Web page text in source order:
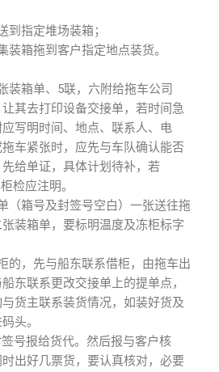
到指定堆场装箱；
装箱拖到客户指定地点装货。
装箱单、5联，六附给拖车公司
让其去打印设备交接单，若时间急
写明时间、地点、联系人、电
车紧张时，应先与车队确认能否
给单证，具体计划待补，若
检应注明。
（箱号及封签号空白）一张送往拖
装箱单，要标明温度及冻柜标字
的，先与船东联系借柜，由拖车出
东联系更改交接单上的提单点，
货主联系装货情况，如装好货及
头。
号报给货代。然后报与客户核
出好几票货，要认真核对，必要